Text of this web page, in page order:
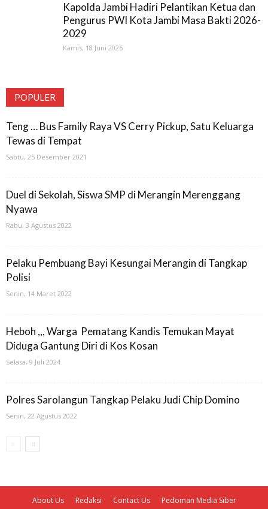
Kapolda Jambi Hadiri Pelantikan Ketua dan
Pengurus PWI Kota Jambi Masa Bakti 2026-
2029
Kamis, 18 Juni 2026
POPULER
Teng … Bus Family Raya VS Cerry Pickup, Satu Keluarga
Tewas di Tempat
Sabtu, 25 Desember 2021
Duel di Sekolah, Siswa SMP di Merangin Merenggang
Nyawa
Rabu, 3 Agustus 2022
Pelaku Pembuang Bayi Kesungai Merangin di Tangkap
Polisi
Senin, 14 Maret 2022
Heboh ,,, Warga Pematang Kandis Temukan Mayat
Diduga Gantung Diri di Kos Kosan
Selasa, 9 Juli 2024
Polres Sarolangun Tangkap Pelaku Judi Chip Domino
Senin, 22 Agustus 2022
About Us Redaksi Contact Us Pedoman Media Siber